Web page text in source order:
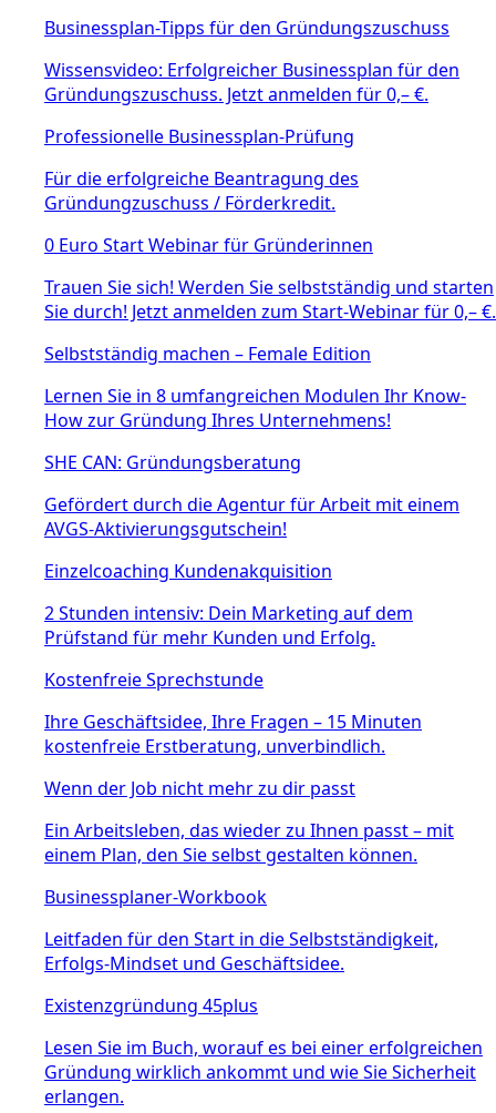
Businessplan-Tipps für den Gründungszuschuss
Wissensvideo: Erfolgreicher Businessplan für den
Gründungszuschuss. Jetzt anmelden für 0,– €.
Professionelle Businessplan-Prüfung
Für die erfolgreiche Beantragung des
Gründungzuschuss / Förderkredit.
0 Euro Start Webinar für Gründerinnen
Trauen Sie sich! Werden Sie selbstständig und starten
Sie durch! Jetzt anmelden zum Start-Webinar für 0,– €.
Selbstständig machen – Female Edition
Lernen Sie in 8 umfangreichen Modulen Ihr Know-
How zur Gründung Ihres Unternehmens!
SHE CAN: Gründungsberatung
Gefördert durch die Agentur für Arbeit mit einem
AVGS-Aktivierungsgutschein!
Einzelcoaching Kundenakquisition
2 Stunden intensiv: Dein Marketing auf dem
Prüfstand für mehr Kunden und Erfolg.
Kostenfreie Sprechstunde
Ihre Geschäftsidee, Ihre Fragen – 15 Minuten
kostenfreie Erstberatung, unverbindlich.
Wenn der Job nicht mehr zu dir passt
Ein Arbeitsleben, das wieder zu Ihnen passt – mit
einem Plan, den Sie selbst gestalten können.
Businessplaner-Workbook
Leitfaden für den Start in die Selbstständigkeit,
Erfolgs-Mindset und Geschäftsidee.
Existenzgründung 45plus
Lesen Sie im Buch, worauf es bei einer erfolgreichen
Gründung wirklich ankommt und wie Sie Sicherheit
erlangen.